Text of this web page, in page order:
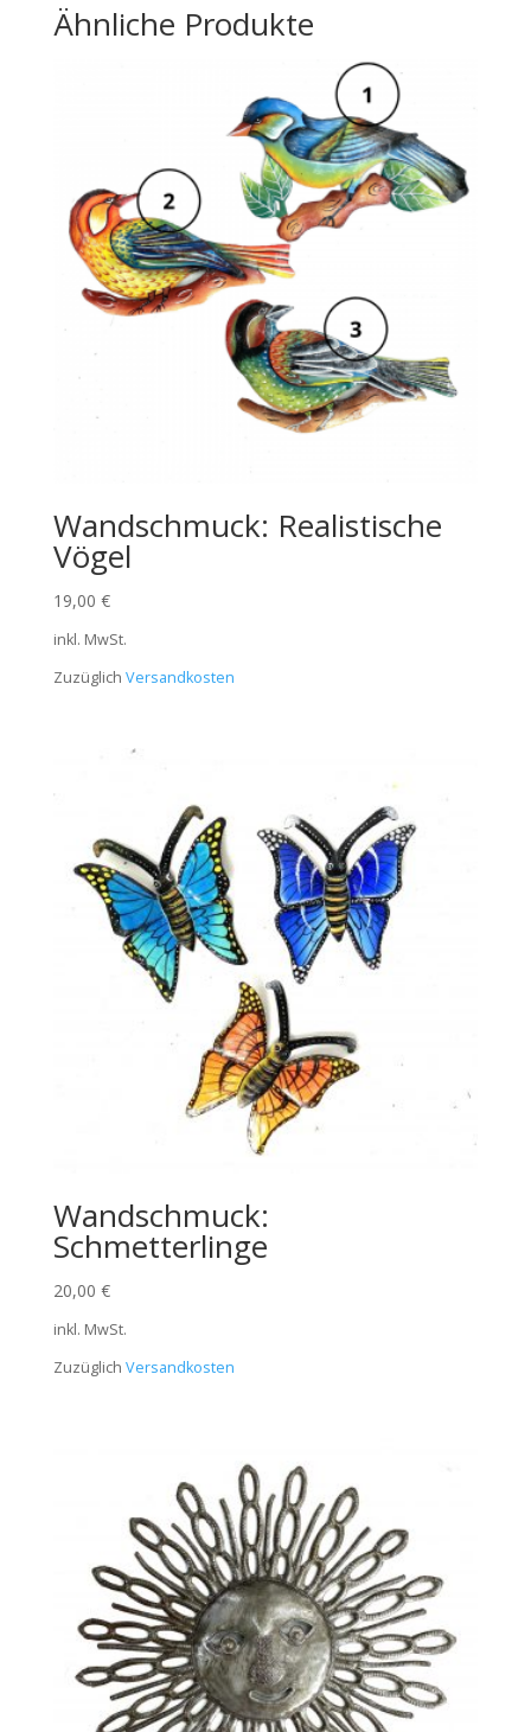
Ähnliche Produkte
Wandschmuck: Realistische
Vögel
19,00 €
inkl. MwSt.
Zuzüglich Versandkosten
Wandschmuck:
Schmetterlinge
20,00 €
inkl. MwSt.
Zuzüglich Versandkosten